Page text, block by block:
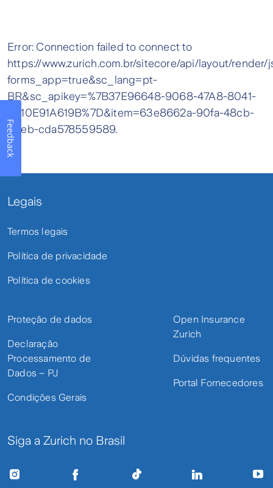
Legais
Termos legais
Política de privacidade
Política de cookies
Proteção de dados
Declaração
Processamento de
Dados – PJ
Condições Gerais
Open Insurance
Zurich
Dúvidas frequentes
Portal Fornecedores
Siga a Zurich no Brasil
Feedback